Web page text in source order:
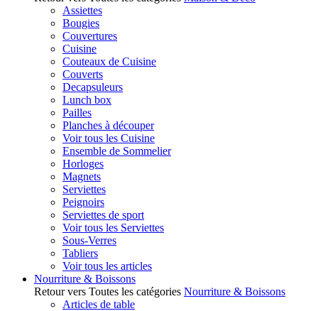
Assiettes
Bougies
Couvertures
Cuisine
Couteaux de Cuisine
Couverts
Decapsuleurs
Lunch box
Pailles
Planches à découper
Voir tous les Cuisine
Ensemble de Sommelier
Horloges
Magnets
Serviettes
Peignoirs
Serviettes de sport
Voir tous les Serviettes
Sous-Verres
Tabliers
Voir tous les articles
Nourriture & Boissons
Retour vers Toutes les catégories Nourriture & Boissons
Articles de table